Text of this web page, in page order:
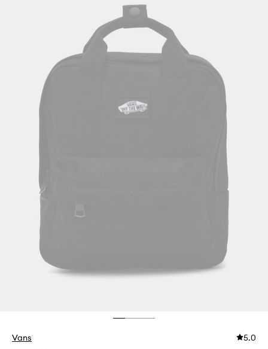
Vans 5.0